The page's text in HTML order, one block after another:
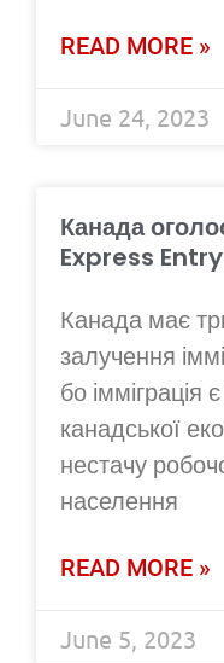
READ MORE »
June 24, 2023
Канада
Express Entry
Канада має
залучення
бо
канадської
нестачу
населення
READ MORE »
June 5, 2023